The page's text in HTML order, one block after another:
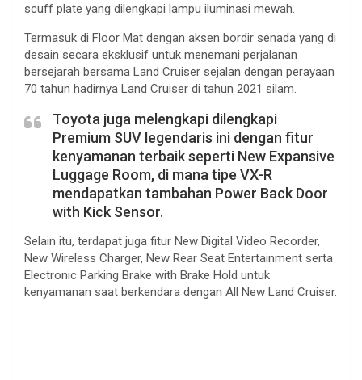
scuff plate yang dilengkapi lampu iluminasi mewah.
Termasuk di Floor Mat dengan aksen bordir senada yang di
desain secara eksklusif untuk menemani perjalanan
bersejarah bersama Land Cruiser sejalan dengan perayaan
70 tahun hadirnya Land Cruiser di tahun 2021 silam.
Toyota juga melengkapi dilengkapi
Premium SUV legendaris ini dengan fitur
kenyamanan terbaik seperti New Expansive
Luggage Room, di mana tipe VX-R
mendapatkan tambahan Power Back Door
with Kick Sensor.
Selain itu, terdapat juga fitur New Digital Video Recorder,
New Wireless Charger, New Rear Seat Entertainment serta
Electronic Parking Brake with Brake Hold untuk
kenyamanan saat berkendara dengan All New Land Cruiser.